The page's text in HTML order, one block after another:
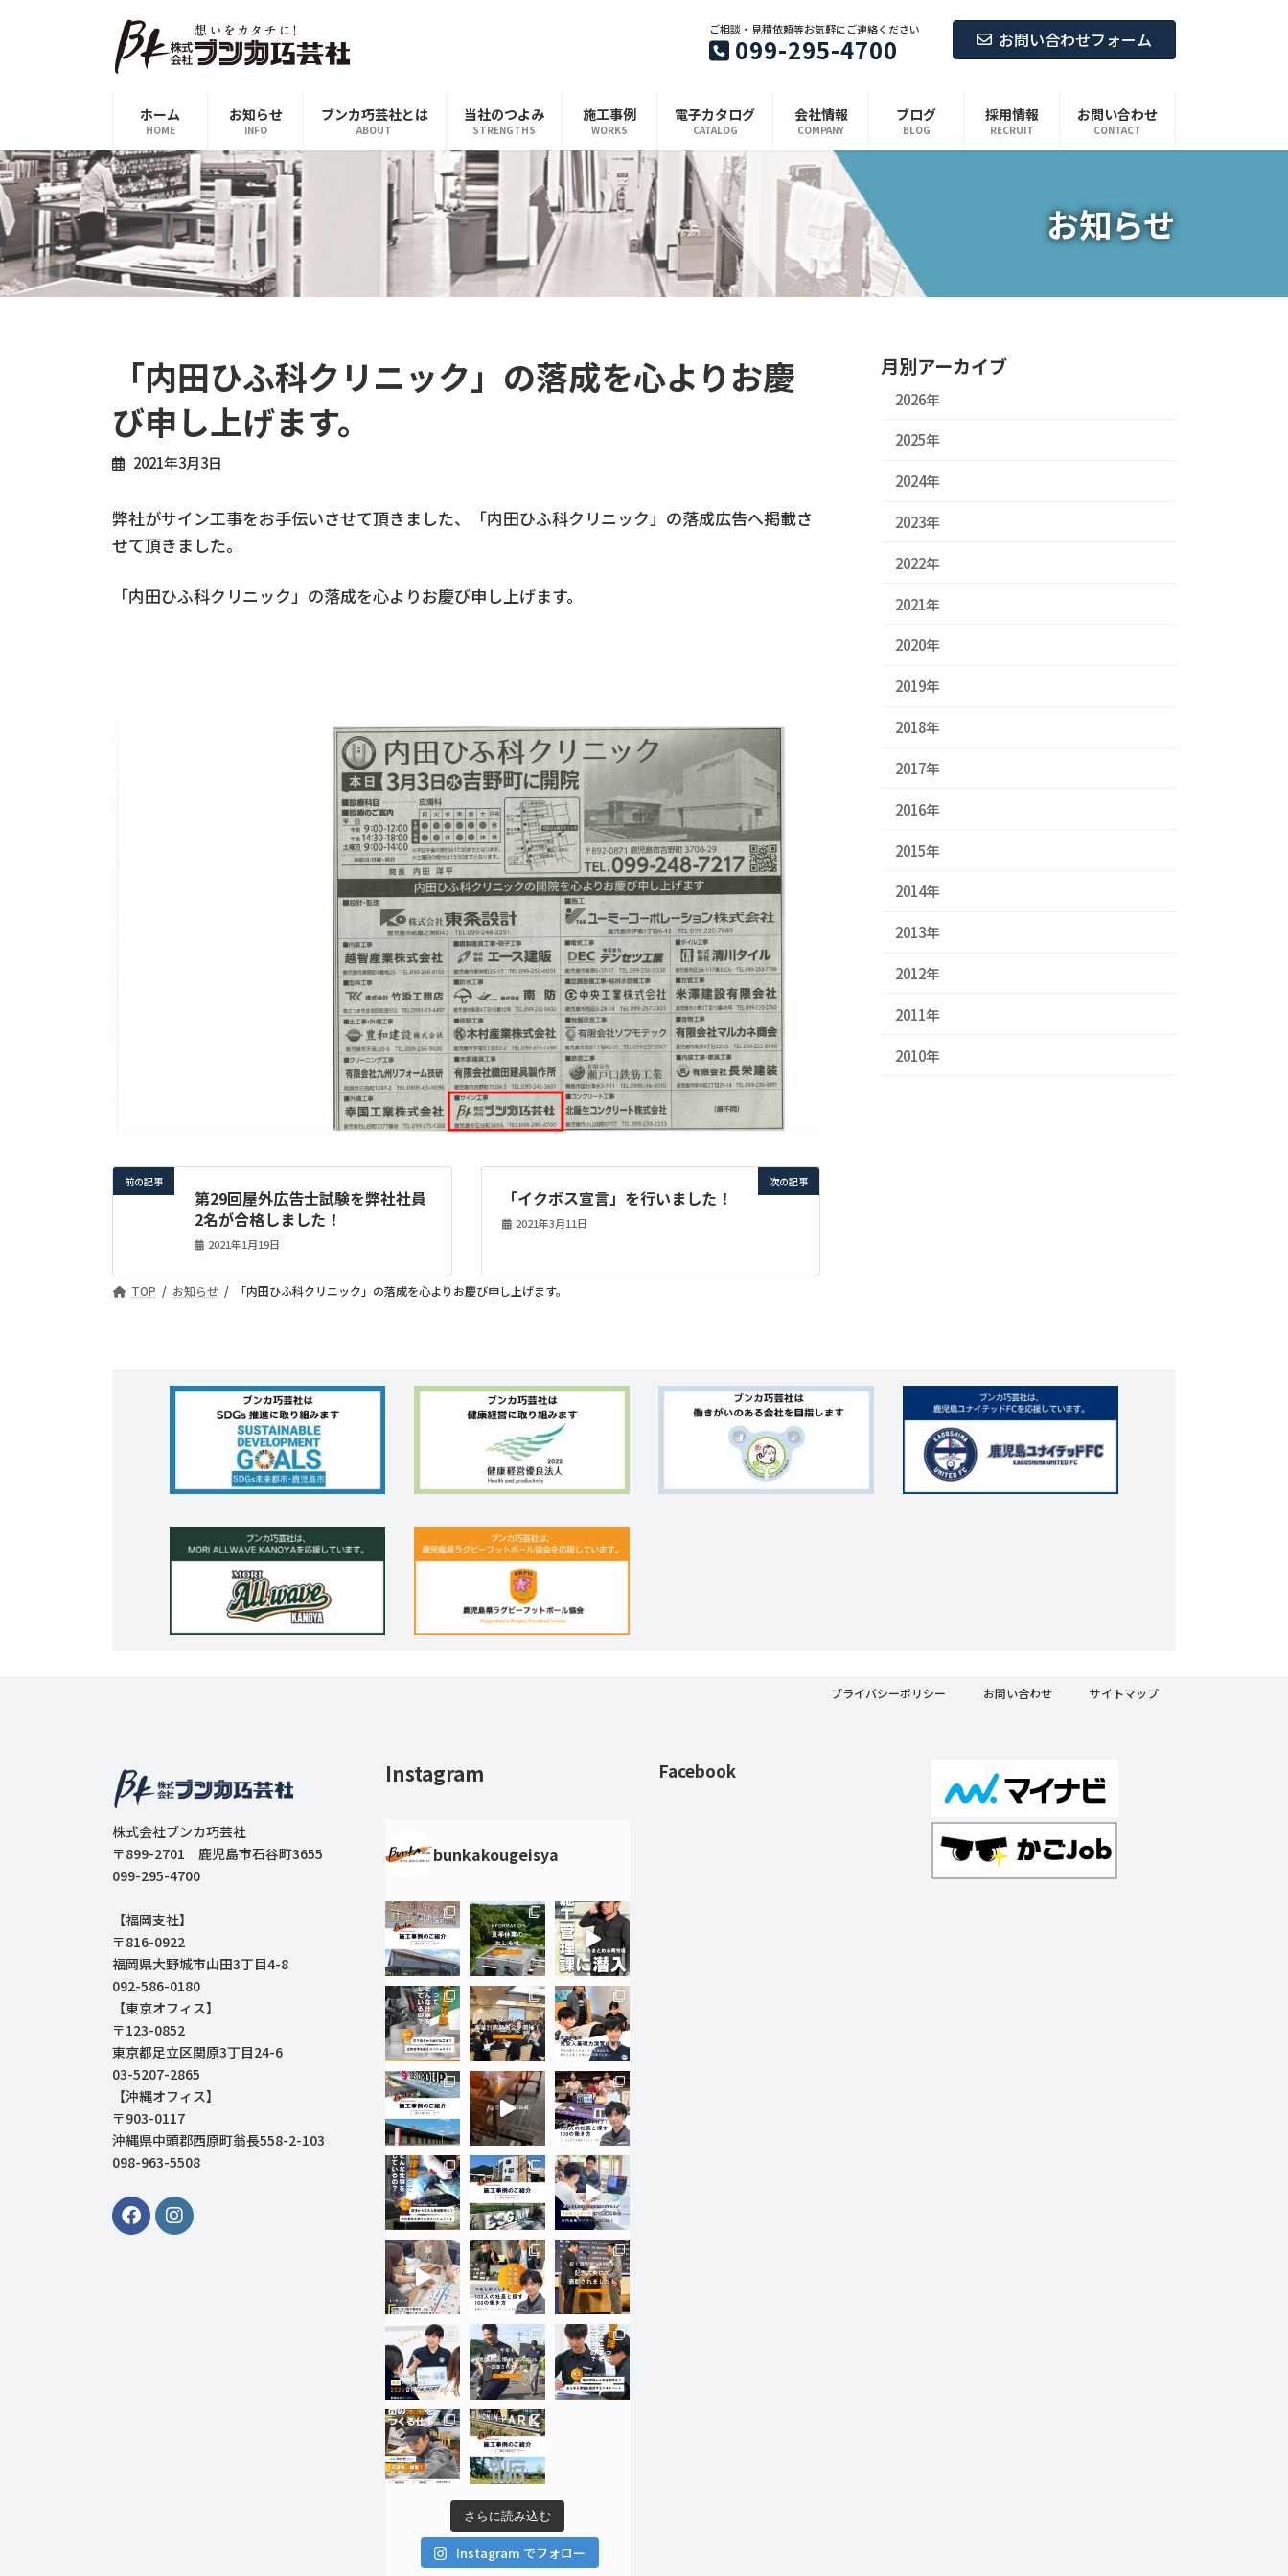
ス
キ
ッ
プ
ン
に
移
動
ご相談・見積依頼等お気軽にご連絡ください
099-295-4700 お問い合わせフォーム
ホーム
HOME
お知らせ
INFO
ブンカ巧芸社とは
ABOUT
当社のつよみ
STRENGTHS
施工事例
WORKS
電子カタログ
CATALOG
会社情報
COMPANY
ブログ
BLOG
採用情報
RECRUIT
お問い合わせ
CONTACT
お知らせ
「内田ひふ科クリニック」の落成を心よりお慶
び申し上げます。
2021年3月3日
弊社がサイン工事をお手伝いさせて頂きました、「内田ひふ科クリニック」の落成広告へ掲載さ
せて頂きました。
「内田ひふ科クリニック」の落成を心よりお慶び申し上げます。
前の記事
第29回屋外広告士試験を弊社社員
2名が合格しました！
2021年1月19日
次の記事
「イクボス宣言」を行いました！
2021年3月11日
月別アーカイブ
2026年
2025年
2024年
2023年
2022年
2021年
2020年
2019年
2018年
2017年
2016年
2015年
2014年
2013年
2012年
2011年
2010年
TOP お知らせ 「内田ひふ科クリニック」の落成を心よりお慶び申し上げます。
プライバシーポリシー お問い合わせ サイトマップ
株式会社ブンカ巧芸社
〒899-2701 鹿児島市石谷町3655
099-295-4700
【福岡支社】
〒816-0922
福岡県大野城市山田3丁目4-8
092-586-0180
【東京オフィス】
〒123-0852
東京都足立区関原3丁目24-6
03-5207-2865
【沖縄オフィス】
〒903-0117
沖縄県中頭郡西原町翁長558-2-103
098-963-5508
Instagram
bunkakougeisya
さらに読み込む
Instagram でフォロー
Facebook